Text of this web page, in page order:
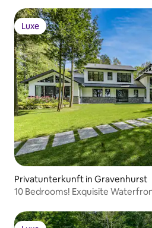
Luxe
Luxe
Privatunterkunft in Gravenhurst
10 Bedrooms! Exquisite